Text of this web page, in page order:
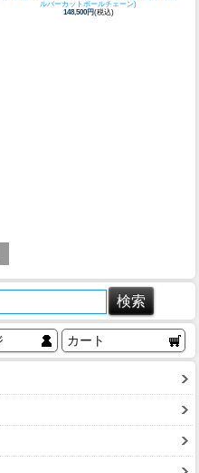
ルバーカットボールチェーン)
148,500円(税込)
カート